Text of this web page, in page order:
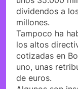
dividendos a
millones.
Tampoco ha
los altos
cotizadas en
uno, unas
de euros.